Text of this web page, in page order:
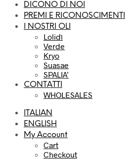
DICONO DI NOI
PREMI E RICONOSCIMENTI
I NOSTRI OLI
Lolidì
Verde
Kryo
Suasae
SPALIA’
CONTATTI
WHOLESALES
ITALIAN
ENGLISH
My Account
Cart
Checkout